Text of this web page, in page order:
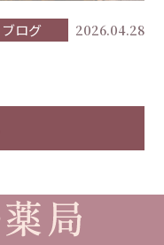
ブログ 2026.04.28